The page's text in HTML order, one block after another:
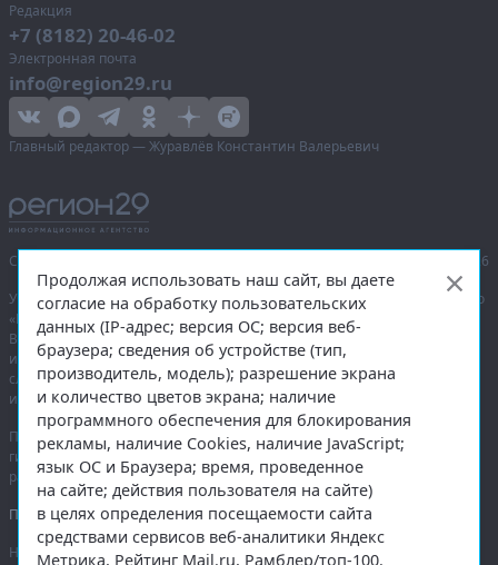
Редакция
+7 (8182) 20-46-02
Электронная почта
info@region29.ru
Главный редактор — Журавлёв Константин Валерьевич
Сетевое издание «Информационное агентство Регион 29»,
© 2016–2026
Учредитель — общество с ограниченной ответственностью «Агентство
«Правда Севера».
Выписка из реестра зарегистрированных средств массовой
информации:ЭЛ № ФС 77-74226от 09.11.2018 выдано Федеральной
службой по надзору в сфере связи, информационных технологий
и массовых коммуникаций (Роскомнадзор).
При полном или частичном использовании любых материалов
гиперссылка на
обязательна. Копирование материалов без
разрешения администрации сайта запрещено.
Правовая информация.
На информационном ресурсе применяются
рекомендательные
Продолжая использовать наш сайт, вы даете
согласие на обработку пользовательских
данных (IP-адрес; версия ОС; версия веб-
браузера; сведения об устройстве (тип,
производитель, модель); разрешение экрана
и количество цветов экрана; наличие
программного обеспечения для блокирования
рекламы, наличие Cookies, наличие JavaScript;
язык ОС и Браузера; время, проведенное
на сайте; действия пользователя на сайте)
в целях определения посещаемости сайта
средствами сервисов веб-аналитики Яндекс
Метрика, Рейтинг Mail.ru, Рамблер/топ-100.